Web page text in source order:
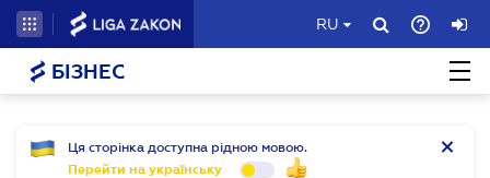
RU
БІЗНЕС
Ця сторінка доступна рідною мовою.
Перейти на українську